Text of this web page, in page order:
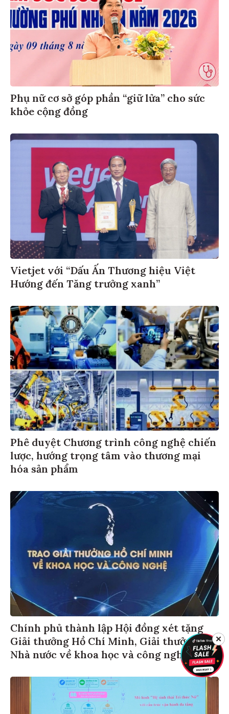
Phụ nữ cơ sở góp phần “giữ lửa” cho sức
khỏe cộng đồng
Vietjet với “Dấu Ấn Thương hiệu Việt
Hướng đến Tăng trưởng xanh”
Phê duyệt Chương trình công nghệ chiến
lược, hướng trọng tâm vào thương mại
hóa sản phẩm
Chính phủ thành lập Hội đồng xét tặng
Giải thưởng Hồ Chí Minh, Giải thưởng
Nhà nước về khoa học và công nghệ
✕